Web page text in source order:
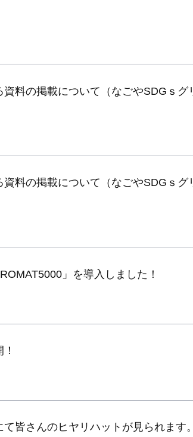
資料の掲載について（なごやSDGｓグ
資料の掲載について（なごやSDGｓグ
」を導入しました！
皆さんのヒヤリハットが見られます。